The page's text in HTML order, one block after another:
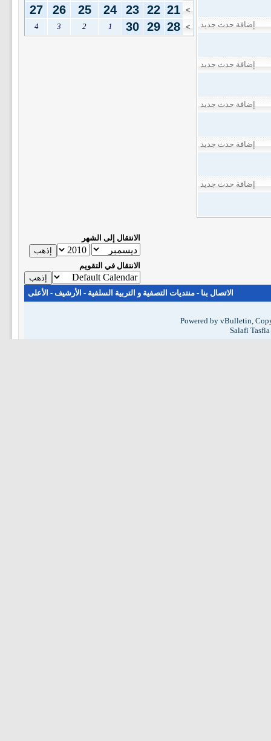
إضافة حدث جديد
إضافة حدث جديد
إضافة حدث جديد
إضافة حدث جديد
إضافة حدث جديد
>
21
22
23
24
25
26
27
>
28
29
30
1
2
3
4
الانتقال إلى الشهر
الانتقال في التقويم
الاتصال بنا - منتديات التصفية و التربية السلفية - الأرشيف - الأعلى
Powered by vBulletin,
Salafi